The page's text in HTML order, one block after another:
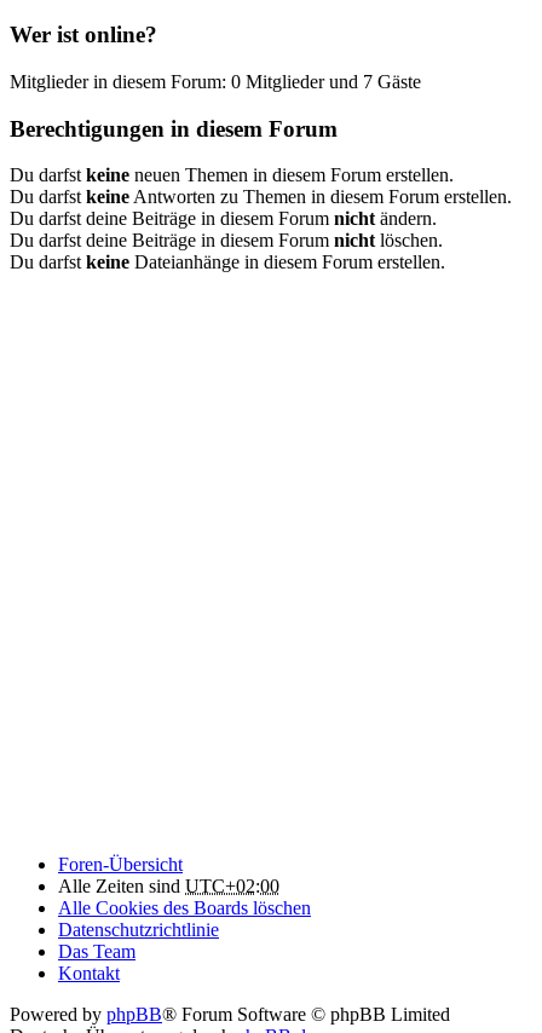
Wer ist online?
Mitglieder in diesem Forum: 0 Mitglieder und 7 Gäste
Berechtigungen in diesem Forum
Du darfst keine neuen Themen in diesem Forum erstellen.
Du darfst keine Antworten zu Themen in diesem Forum erstellen.
Du darfst deine Beiträge in diesem Forum nicht ändern.
Du darfst deine Beiträge in diesem Forum nicht löschen.
Du darfst keine Dateianhänge in diesem Forum erstellen.
Foren-Übersicht
Alle Zeiten sind UTC+02:00
Alle Cookies des Boards löschen
Datenschutzrichtlinie
Das Team
Kontakt
Powered by phpBB® Forum Software © phpBB Limited